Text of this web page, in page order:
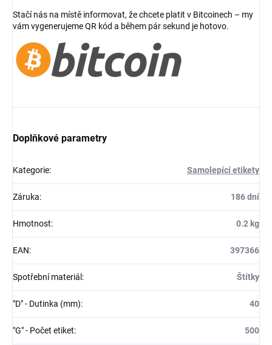
Stačí nás na místě informovat, že chcete platit v Bitcoinech – my
vám vygenerujeme QR kód a během pár sekund je hotovo.
Doplňkové parametry
Kategorie: Samolepící etikety
Záruka: 186 dní
Hmotnost: 0.2 kg
EAN: 397366
Spotřební materiál : Štítky
"D" - Dutinka (mm): 40
"G" - Počet etiket: 500